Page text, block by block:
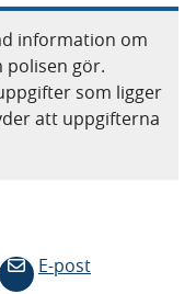
information om
polisen gör.
som ligger
att uppgifterna
E-post